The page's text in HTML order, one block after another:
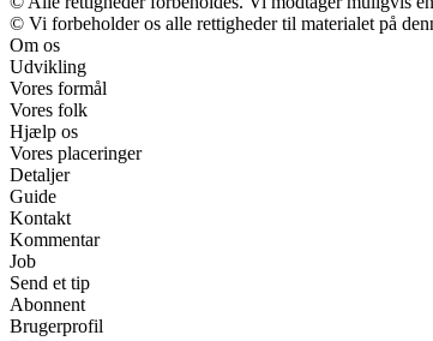
© Vi forbeholder os alle rettigheder til materialet på
Om os
Udvikling
Vores formål
Vores folk
Hjælp os
Vores placeringer
Detaljer
Guide
Kontakt
Kommentar
Job
Send et tip
Abonnent
Brugerprofil